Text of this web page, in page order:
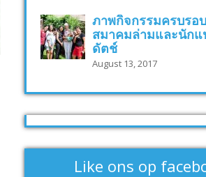
ภาพกิจกรรมครบรอ
สมาคมล่ามและนักแ
ดัตช์
August 13, 2017
Like ons op